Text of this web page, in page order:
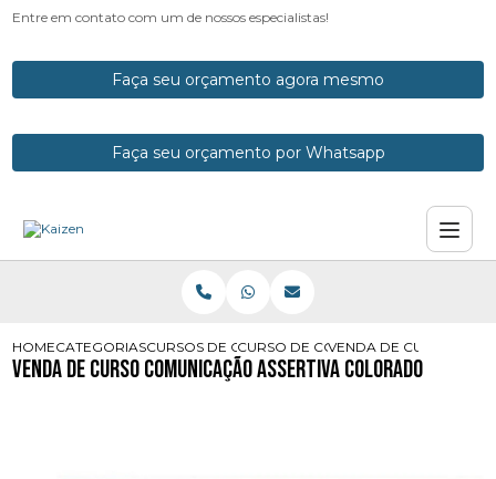
Entre em contato com um de nossos especialistas!
Faça seu orçamento agora mesmo
Faça seu orçamento por Whatsapp
HOMECATEGORIASCURSOS DE COMUNICACAO
CURSO DE COMUNICACAO
VENDA DE CURSO
Venda de Curso Comunicação Assertiva Colorado